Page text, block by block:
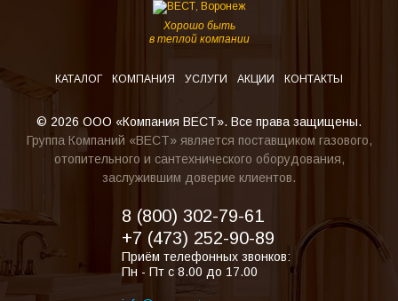
Хорошо быть
в теплой компании
КАТАЛОГ КОМПАНИЯ УСЛУГИ АКЦИИ КОНТАКТЫ
© 2026 ООО «Компания ВЕСТ». Все права защищены.
Группа Компаний «ВЕСТ» является поставщиком газового,
отопительного и сантехнического оборудования,
заслужившим доверие клиентов.
8 (800) 302-79-61
+7 (473) 252-90-89
Приём телефонных звонков:
Пн - Пт с 8.00 до 17.00